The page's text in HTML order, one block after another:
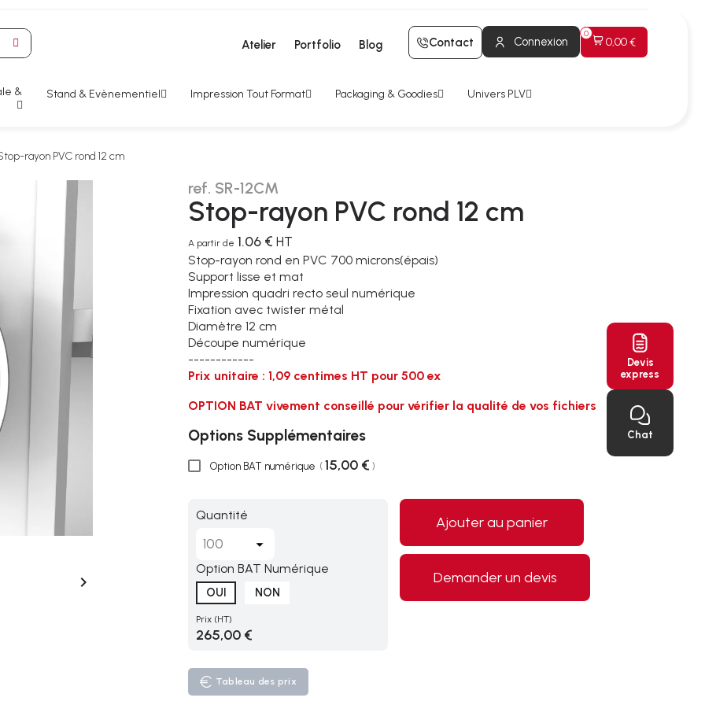
Atelier Portfolio Blog Contact Connexion 0,00 €
& Stand & Evènementiel Impression Tout Format Packaging & Goodies Univers PLV
rayon PVC rond 12 cm

ref. SR-12CM
Stop-rayon PVC rond 12 cm
A partir de 1.06 € HT
Stop-rayon rond en PVC 700 microns(épais)
Support lisse et mat
Impression quadri recto seul numérique
Fixation avec twister métal
Diamètre 12 cm
Découpe numérique
------------
Prix unitaire : 1,09 centimes HT pour 500 ex
OPTION BAT vivement conseillé pour vérifier la qualité de vos fichiers
Options Supplémentaires
Option BAT numérique ( 15,00 € )
Quantité
Option BAT Numérique
OUI NON
Prix (HT)
265,00 €
Tableau des prix
Ajouter au panier
Demander un devis
Devis
express
Chat